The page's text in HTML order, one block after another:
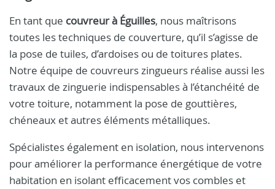
En tant que couvreur à Éguilles, nous maîtrisons
toutes les techniques de couverture, qu’il s’agisse de
la pose de tuiles, d’ardoises ou de toitures plates.
Notre équipe de couvreurs zingueurs réalise aussi les
travaux de zinguerie indispensables à l’étanchéité de
votre toiture, notamment la pose de gouttières,
chéneaux et autres éléments métalliques.
Spécialistes également en isolation, nous intervenons
pour améliorer la performance énergétique de votre
habitation en isolant efficacement vos combles et